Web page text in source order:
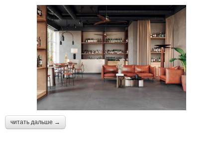
читать дальше →